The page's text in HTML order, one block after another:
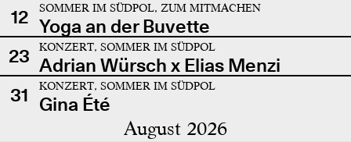
12 SOMMER IM SÜDPOL, ZUM MITMACHEN
Yoga an der Buvette
23
KONZERT, SOMMER IM SÜDPOL
Adrian Würsch x Elias Menzi
31
KONZERT, SOMMER IM SÜDPOL
Gina Été
August 2026